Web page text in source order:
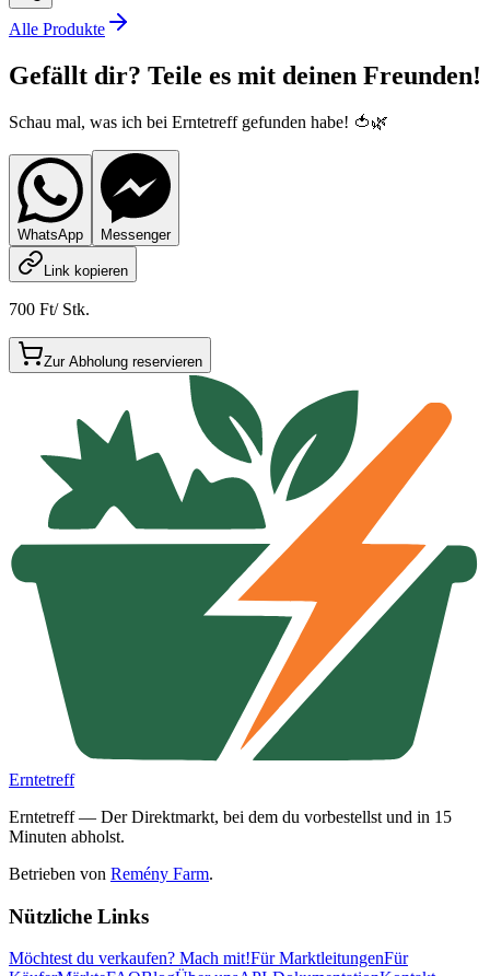
Alle Produkte
Gefällt dir? Teile es mit deinen Freunden!
Schau mal, was ich bei Erntetreff gefunden habe! 🍅🌿
WhatsApp Messenger
Link kopieren
700 Ft/ Stk.
Zur Abholung reservieren
Erntetreff
Erntetreff — Der Direktmarkt, bei dem du vorbestellst und in 15
Minuten abholst.
Betrieben von Remény Farm.
Nützliche Links
Möchtest du verkaufen? Mach mit!Für MarktleitungenFür